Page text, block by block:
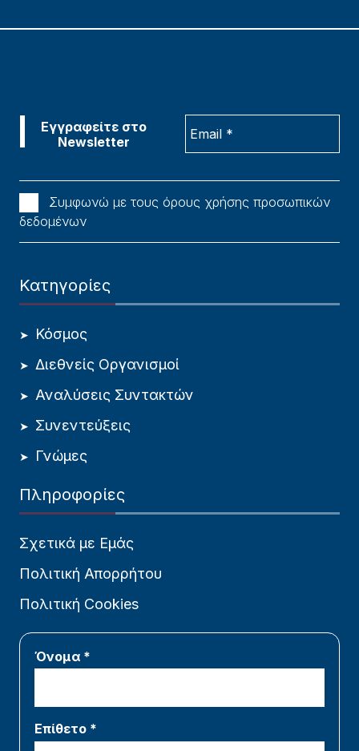
Συμφωνώ με τους όρους χρήσης προσωπικών
δεδομένων
Κατηγορίες
Κόσμος
Διεθνείς Οργανισμοί
Αναλύσεις Συντακτών
Συνεντεύξεις
Γνώμες
Πληροφορίες
Σχετικά με Εμάς
Πολιτική Απορρήτου
Πολιτική Cookies
Όνομα *
Επίθετο *